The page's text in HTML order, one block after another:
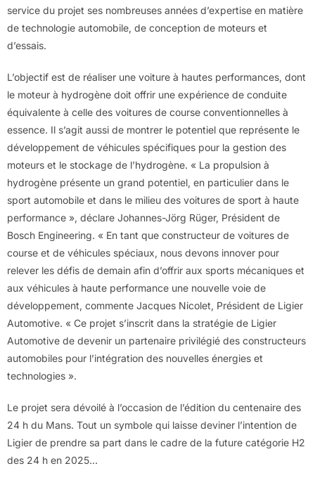
service du projet ses nombreuses années d’expertise en matière
de technologie automobile, de conception de moteurs et
d’essais.
L’objectif est de réaliser une voiture à hautes performances, dont
le moteur à hydrogène doit offrir une expérience de conduite
équivalente à celle des voitures de course conventionnelles à
essence. Il s’agit aussi de montrer le potentiel que représente le
développement de véhicules spécifiques pour la gestion des
moteurs et le stockage de l’hydrogène. « La propulsion à
hydrogène présente un grand potentiel, en particulier dans le
sport automobile et dans le milieu des voitures de sport à haute
performance », déclare Johannes-Jörg Rüger, Président de
Bosch Engineering. « En tant que constructeur de voitures de
course et de véhicules spéciaux, nous devons innover pour
relever les défis de demain afin d’offrir aux sports mécaniques et
aux véhicules à haute performance une nouvelle voie de
développement, commente Jacques Nicolet, Président de Ligier
Automotive. « Ce projet s’inscrit dans la stratégie de Ligier
Automotive de devenir un partenaire privilégié des constructeurs
automobiles pour l’intégration des nouvelles énergies et
technologies ».
Le projet sera dévoilé à l’occasion de l’édition du centenaire des
24 h du Mans. Tout un symbole qui laisse deviner l’intention de
Ligier de prendre sa part dans le cadre de la future catégorie H2
des 24 h en 2025…